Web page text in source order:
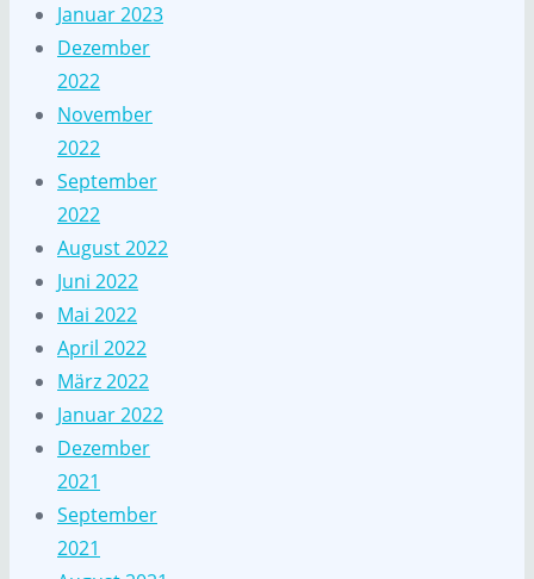
Januar 2023
Dezember
2022
November
2022
September
2022
August 2022
Juni 2022
Mai 2022
April 2022
März 2022
Januar 2022
Dezember
2021
September
2021